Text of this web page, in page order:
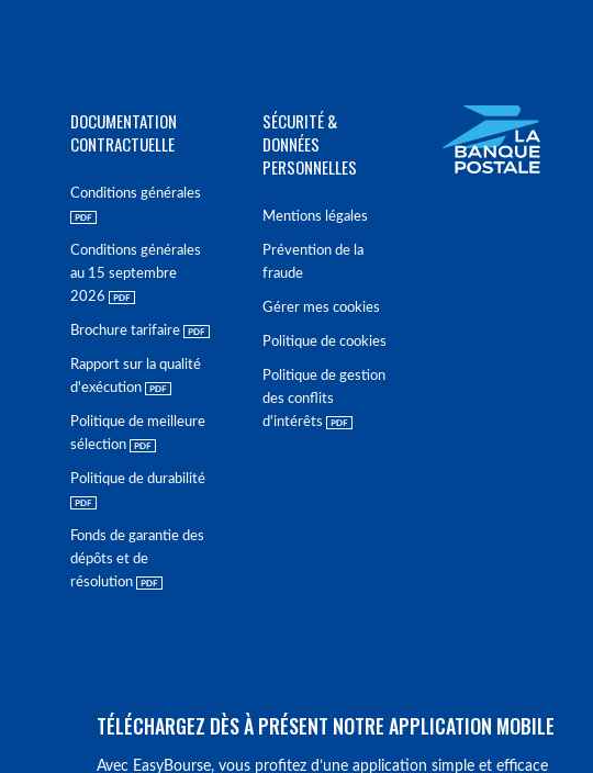
DOCUMENTATION
CONTRACTUELLE
Conditions générales
Conditions générales
au 15 septembre
2026
Brochure tarifaire
Rapport sur la qualité
d'exécution
Politique de meilleure
sélection
Politique de durabilité
Fonds de garantie des
dépôts et de
résolution
SÉCURITÉ &
DONNÉES
PERSONNELLES
Mentions légales
Prévention de la
fraude
Gérer mes cookies
Politique de cookies
Politique de gestion
des conflits
d'intérêts
TÉLÉCHARGEZ DÈS À PRÉSENT NOTRE APPLICATION MOBILE
Avec EasyBourse, vous profitez d’une application simple et efficace